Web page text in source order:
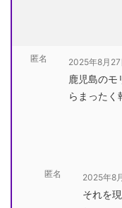
匿名 2025年8月
鹿児島のモ
らまったく
匿名 2025年8
それを